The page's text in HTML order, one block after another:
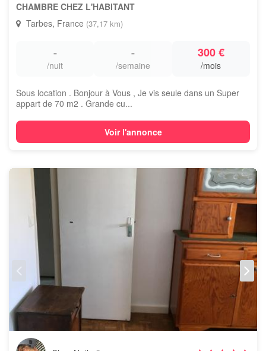
CHAMBRE CHEZ L'HABITANT
Tarbes, France (37,17 km)
-
/nuit
-
/semaine
300 €
/mois
Sous location . Bonjour à Vous , Je vis seule dans un Super
appart de 70 m2 . Grande cu...
Voir l'annonce